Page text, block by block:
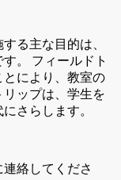
る主な目的は、
。
フィールドト
とにより、教室の
ップは、学生を
さらします。
絡してくださ